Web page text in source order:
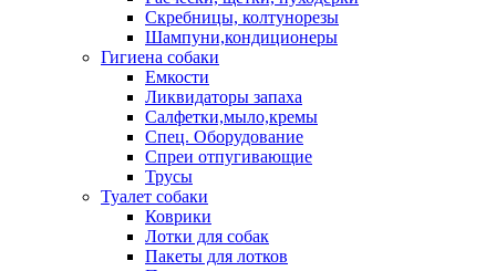
Скребницы, колтунорезы
Шампуни,кондиционеры
Гигиена собаки
Емкости
Ликвидаторы запаха
Салфетки,мыло,кремы
Спец. Оборудование
Спреи отпугивающие
Трусы
Туалет собаки
Коврики
Лотки для собак
Пакеты для лотков